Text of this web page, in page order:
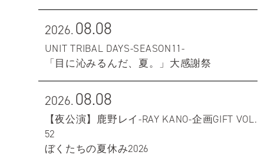
2026.08.08
UNIT TRIBAL DAYS-SEASON11-
「目に沁みるんだ、夏。」大感謝祭
2026.08.08
【夜公演】鹿野レイ-RAY KANO-企画GIFT VOL.
52
ぼくたちの夏休み2026